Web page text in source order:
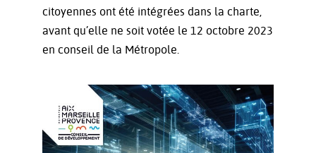
citoyennes ont été intégrées dans la charte,
avant qu’elle ne soit votée le 12 octobre 2023
en conseil de la Métropole.